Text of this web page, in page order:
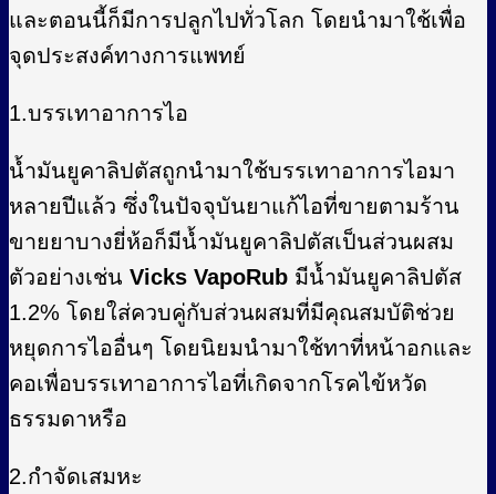
และตอนนี้ก็มีการปลูกไปทั่วโลก โดยนำมาใช้เพื่อ
จุดประสงค์ทางการแพทย์
1.บรรเทาอาการไอ
น้ำมันยูคาลิปตัสถูกนำมาใช้บรรเทาอาการไอมา
หลายปีแล้ว ซึ่งในปัจจุบันยาแก้ไอที่ขายตามร้าน
ขายยาบางยี่ห้อก็มีน้ำมันยูคาลิปตัสเป็นส่วนผสม
ตัวอย่างเช่น Vicks VapoRub มีน้ำมันยูคาลิปตัส
1.2% โดยใส่ควบคู่กับส่วนผสมที่มีคุณสมบัติช่วย
หยุดการไออื่นๆ โดยนิยมนำมาใช้ทาที่หน้าอกและ
คอเพื่อบรรเทาอาการไอที่เกิดจากโรคไข้หวัด
ธรรมดาหรือ
2.กำจัดเสมหะ